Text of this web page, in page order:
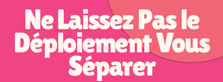
Ne Laissez Pas le
Déploiement Vous
Séparer